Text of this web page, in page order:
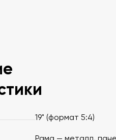
19" (формат 5:4)
Рама — металл,